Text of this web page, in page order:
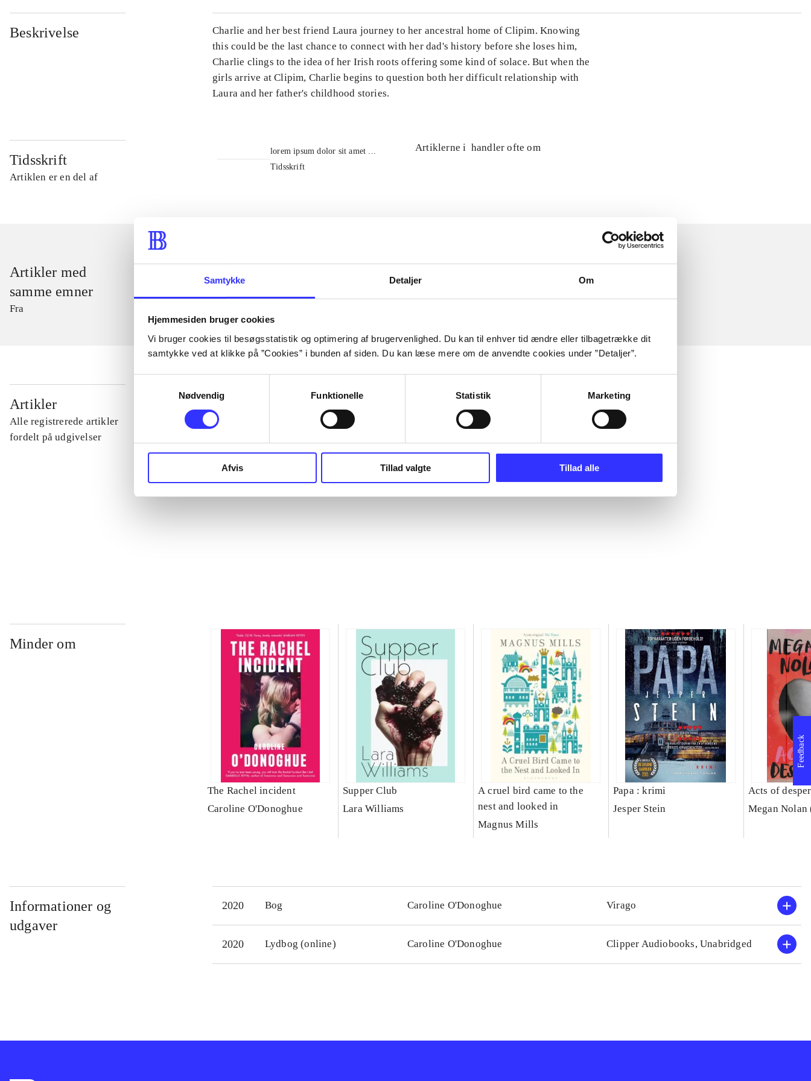
Samtykke Detaljer Om
Hjemmesiden bruger cookies
Vi bruger cookies til besøgsstatistik og optimering af brugervenlighed. Du kan til enhver tid ændre eller tilbagetrække dit
samtykke ved at klikke på ”Cookies” i bunden af siden. Du kan læse mere om de anvendte cookies under ”Detaljer”.
Nødvendig
Funktionelle Statistik Marketing
Afvis Tillad valgte Tillad alle
Beskrivelse
Charlie and her best friend Laura journey to her ancestral home of Clipim. Knowing
this could be the last chance to connect with her dad's history before she loses him,
Charlie clings to the idea of her Irish roots offering some kind of solace. But when the
girls arrive at Clipim, Charlie begins to question both her difficult relationship with
Laura and her father's childhood stories.
Tidsskrift
Artiklen er en del af
lorem ipsum dolor sit amet ...
Tidsskrift
Artiklerne i handler ofte om
Artikler med
samme emner
Fra
Artikler
Alle registrerede artikler
fordelt på udgivelser
...
Minder om
The Rachel incident
Caroline O'Donoghue
Supper Club
Lara Williams
A cruel bird came to the
nest and looked in
Magnus Mills
Papa : krimi
Jesper Stein
Acts of
Megan Nolan
Informationer og
udgaver
2020 Bog Caroline O'Donoghue Virago
2020 Lydbog (online) Caroline O'Donoghue Clipper Audiobooks, Unabridged
Feedback